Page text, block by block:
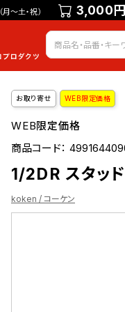
（月～土・祝） 3,000円
お取り寄せ WEB限定価格
WEB限定価格
商品コード：
1/2DR スタッ
koken / コーケン